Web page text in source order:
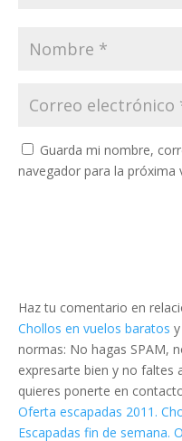
Guarda mi nombre,
navegador para la próxima
Haz tu comentario en
Chollos en vuelos baratos
normas: No hagas SPAM,
expresarte bien y no faltes
quieres ponerte en
Oferta escapadas 2011.
Escapadas fin de semana.